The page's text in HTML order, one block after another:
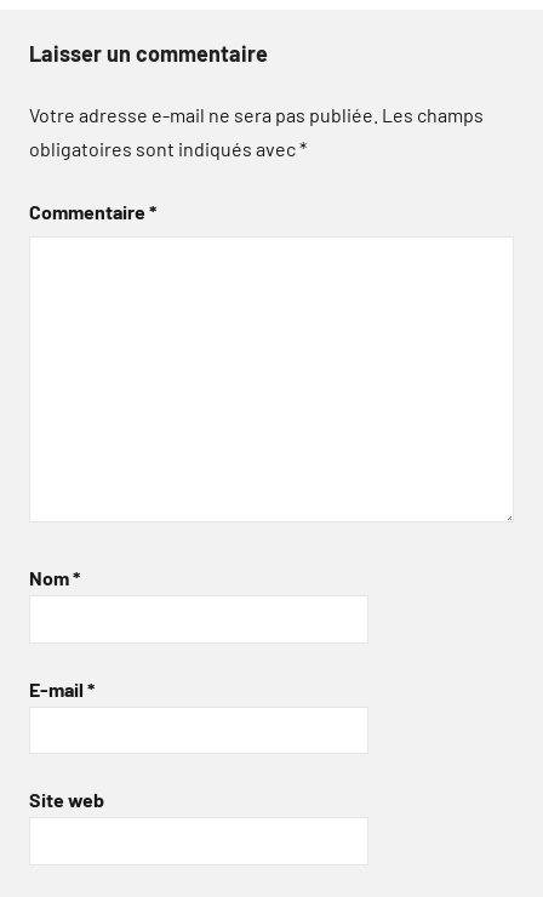
Laisser un commentaire
Votre adresse e-mail ne sera pas publiée. Les champs
obligatoires sont indiqués avec*
Commentaire*
Nom*
E-mail *
Site web